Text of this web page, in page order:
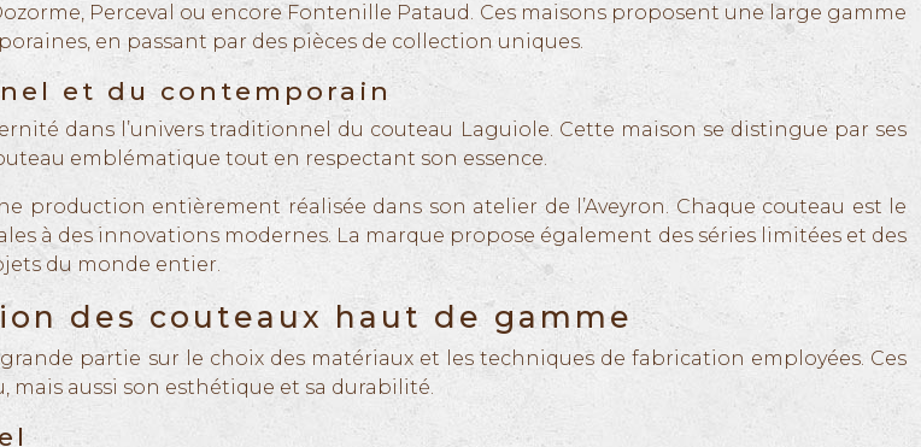
Perceval ou encore Fontenille Pataud. Ces maisons proposent une large gamme
en passant par des pièces de collection uniques.
et du contemporain
dans l’univers traditionnel du couteau Laguiole. Cette maison se distingue par ses
emblématique tout en respectant son essence.
production entièrement réalisée dans son atelier de l’Aveyron. Chaque couteau est le
à des innovations modernes. La marque propose également des séries limitées et des
du monde entier.
des couteaux haut de gamme
partie sur le choix des matériaux et les techniques de fabrication employées. Ces
aussi son esthétique et sa durabilité.